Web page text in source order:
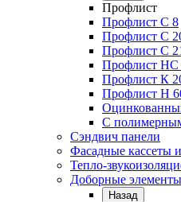
Профлист
Профлист С 8
Профлист С
Профлист C
Профлист НС
Профлист К
Профлист Н
С
Сэндвич панели
Фасадные кассеты
Тепло-
Доборные элементы
Назад